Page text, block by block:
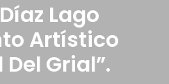
Lago
Artístico
Grial”.